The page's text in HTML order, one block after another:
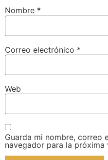
Nombre *
Correo electrónico *
Web
Guarda mi nombre, correo
navegador para la próxima